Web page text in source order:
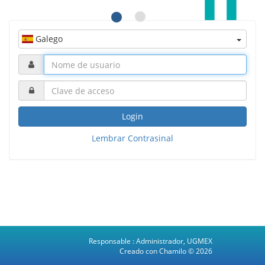
Galego
Login
Lembrar Contrasinal
Responsable :Administrador, UGMEX
Creado con Chamilo© 2026